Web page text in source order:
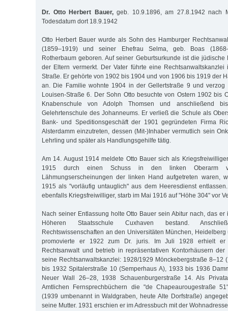
Dr. Otto Herbert Bauer,geb. 10.9.1896, am 27.8.1942 nach
Todesdatum dort 18.9.1942
Otto Herbert Bauer wurde als Sohn des Hamburger
(1859–1919) und seiner Ehefrau Selma, geb. Boas
Rotherbaum geboren. Auf seiner Geburtsurkunde ist die
der Eltern vermerkt. Der Vater führte eine Rechtsanwaltskanzlei
Straße. Er gehörte von 1902 bis 1904 und von 1906 bis 1919 der
an. Die Familie wohnte 1904 in der Gellertstraße 9 und
Louisen-Straße 6. Der Sohn Otto besuchte von Ostern 1902 bis
Knabenschule von Adolph Thomsen und anschließend
Gelehrtenschule des Johanneums. Er verließ die Schule als
Bank- und Speditionsgeschäft der 1901 gegründeten Firma
Alsterdamm einzutreten, dessen (Mit-)Inhaber vermutlich sein
Lehrling und später als Handlungsgehilfe tätig.
Am 14. August 1914 meldete Otto Bauer sich als
1915 durch einen Schuss in den linken Oberarm
Lähmungserscheinungen der linken Hand aufgetreten waren,
1915 als "vorläufig untauglich" aus dem Heeresdienst
ebenfalls Kriegsfreiwilliger, starb im Mai 1916 auf "Höhe 304" vor
Nach seiner Entlassung holte Otto Bauer sein Abitur nach, das
Höheren Staatsschule Cuxhaven bestand.
Rechtswissenschaften an den Universitäten München,
promovierte er 1922 zum Dr. juris. Im Juli 1928 erhielt er
Rechtsanwalt und betrieb in repräsentativen Kontorhäusern der
seine Rechtsanwaltskanzlei: 1928/1929 Mönckebergstraße 8–12
bis 1932 Spitalerstraße 10 (Semperhaus A), 1933 bis 1936
Neuer Wall 26–28, 1938 Schauenburgerstraße 14. Als
Amtlichen Fernsprechbüchern die "de Chapeaurougestraße
(1939 umbenannt in Waldgraben, heute Alte Dorfstraße)
seine Mutter. 1931 erschien er im Adressbuch mit der